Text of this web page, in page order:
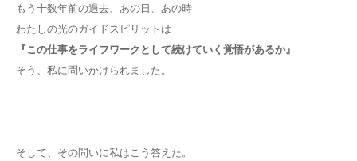
もう十数年前の過去、あの日、あの時
わたしの光のガイドスピリットは
『この仕事をライフワークとして続けていく覚悟があるか』
そう、私に問いかけられました。
そして、その問いに私はこう答えた。